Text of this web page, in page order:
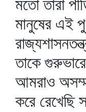
মতো তারা
মানুষের এই
তাকে
আমরাও
করে রেখেছি